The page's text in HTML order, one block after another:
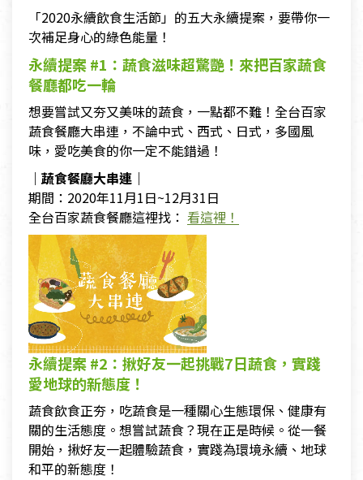
「2020永續飲食生活節」的五大永續提案，要帶你一
次補足身心的綠色能量！
永續提案 #1：蔬食滋味超驚艷！來把百家蔬食
餐廳都吃一輪
想要嘗試又夯又美味的蔬食，一點都不難！全台百家
蔬食餐廳大串連，不論中式、西式、日式，多國風
味，愛吃美食的你一定不能錯過！
｜蔬食餐廳大串連｜
期間：2020年11月1日~12月31日
全台百家蔬食餐廳這裡找： 看這裡！
永續提案 #2：揪好友一起挑戰7日蔬食，實踐
愛地球的新態度！
蔬食飲食正夯，吃蔬食是一種關心生態環保、健康有
關的生活態度。想嘗試蔬食？現在正是時候。從一餐
開始，揪好友一起體驗蔬食，實踐為環境永續、地球
和平的新態度！